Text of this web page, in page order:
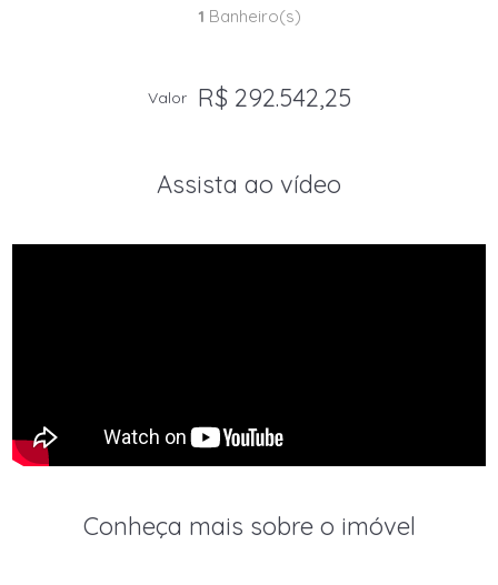
1 Banheiro(s)
Valor R$ 292.542,25
Assista ao vídeo
Conheça mais sobre o imóvel